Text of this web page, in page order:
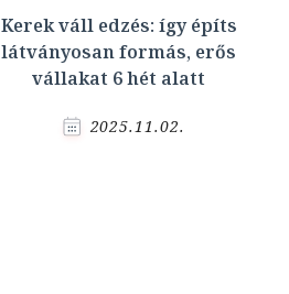
Kerek váll edzés: így építs
látványosan formás, erős
vállakat 6 hét alatt
2025.11.02.